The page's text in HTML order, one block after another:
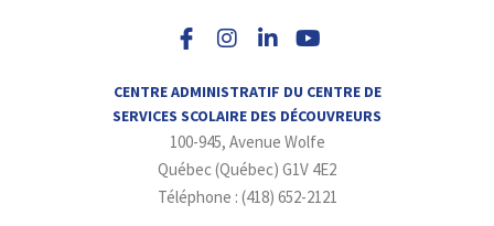
s
g
r
a
m
n
d
i
n
-
i
n
u
b
e
CENTRE ADMINISTRATIF DU CENTRE DE
SERVICES SCOLAIRE DES DÉCOUVREURS
100-945, Avenue Wolfe
Québec (Québec) G1V 4E2
Téléphone : (418) 652-2121